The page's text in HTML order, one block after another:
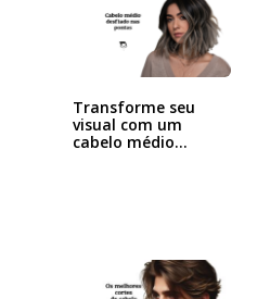
Transforme seu
visual com um
cabelo médio